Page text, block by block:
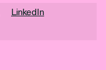
LinkedIn